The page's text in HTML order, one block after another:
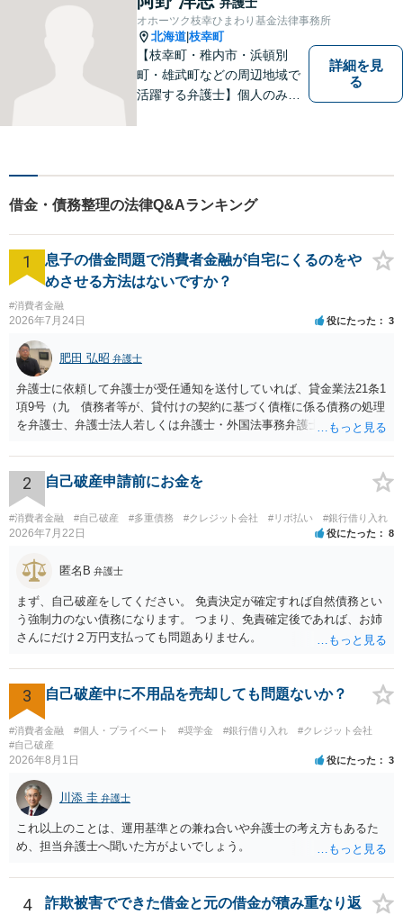
オホーツク枝幸ひまわり基金法律事務所
北海道 枝幸町
【枝幸町・稚内市・浜頓別
町・雄武町などの周辺地域で
活躍する弁護士】個人のみな
を心がけ、皆様の生活が明る
ます。【枝幸署近く】
詳細を見
る
借金・債務整理の法律Q&Aランキング
1
息子の借金問題で消費者金融が自宅にくるのをや
めさせる方法はないですか？
#消費者金融
2026年7月24日 役にたった 3
肥田 弘昭 弁護士
弁護士に依頼して弁護士が受任通知を送付していれば、貸金業法21条1
項9号（九 債務者等が、貸付けの契約に基づく債権に係る債務の処理
を弁護士、弁護士法人若しくは弁護士・外国法事務弁護士共同法人若
等」という。）に委託し、又はその処理のため必要な裁判所における
民事事件に関する手続をとり、弁護士等又は裁判所から書面によりそ
の旨の通知があつた場合において、正当な理由がないのに、債務者等
に対し、電話をかけ、電報を送達し、若しくはファクシミリ装置を用
いて送信し、又は訪問する方法により、当該債務を弁済することを要
かわらず、更にこれらの方法で当該債務を弁済することを要求するこ
と。）に違反しています。監督官庁に行政処分を求める、裁判所に仮
処分申請、不退去罪が成立すれば警察に通報などの対応が考えられま
す。ご参考にしてください。
2 自己破産申請前にお金を
#消費者金融 #自己破産 #多重債務 #クレジット会社 #リボ払い #銀行借り入れ
2026年7月22日 役にたった 8
匿名B 弁護士
まず、自己破産をしてください。 免責決定が確定すれば自然債務とい
う強制力のない債務になります。 つまり、免責確定後であれば、お姉
さんにだけ２万円支払っても問題ありません。
3 自己破産中に不用品を売却しても問題ないか？
#消費者金融 #個人・プライベート #奨学金 #銀行借り入れ
#クレジット会社
#自己破産
2026年8月1日 役にたった 3
川添 圭 弁護士
これ以上のことは、運用基準との兼ね合いや弁護士の考え方もあるた
め、担当弁護士へ聞いた方がよいでしょう。
4
詐欺被害でできた借金と元の借金が積み重なり返